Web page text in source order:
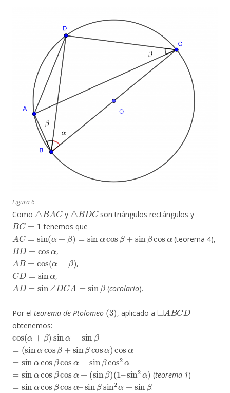
Figura 6
Como
△ BA C
y
△ BDC
son triángulos rectángulos y
BC=1
tenemos que
AC= sin(α+β)=sinαcos β α
(teorema 4),
BD= cosα
,
AB= cos(α+β
,
CD= sinα
,
AD= sin∠DCA = sin
(corolario).
Por el teorema de Ptolomeo
(3)
, aplicado a
◻ A BCD
obtenemos:
cos(α+β)sin
β
=(sinα cos β+sin β cosα cos
sinαcosβcos α +sin βcos2 α
sinαcosβcosα +( sinβ)(1–sin 2α )
(teorema 1)
sinαcosβcosα –sinβsin2α+ sinβ
.